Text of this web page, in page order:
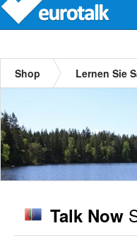
Shop Lernen Sie
Talk Now